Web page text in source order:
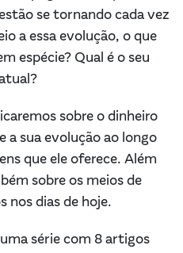
se tornando cada vez
a essa evolução, o que
espécie? Qual é o seu
sobre o dinheiro
a sua evolução ao longo
que ele oferece. Além
sobre os meios de
nos dias de hoje.
série com 8 artigos